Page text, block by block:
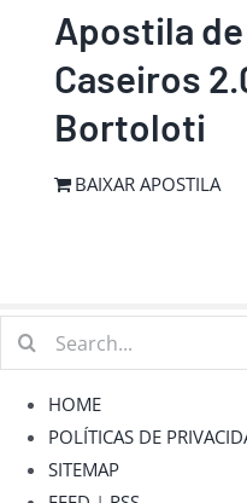
Apostila
Caseiros
Bortoloti
BAIXAR APOSTILA
Buscar
resultados
HOME
POLÍTICAS DE
SITEMAP